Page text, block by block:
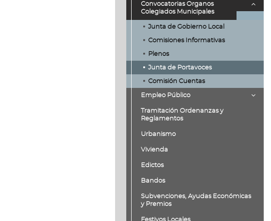
Convocatorias Organos
Colegiados Municipales
Junta de Gobierno Local
Comisiones Informativas
Plenos
Junta de Portavoces
Comisión Cuentas
Empleo Público
Tramitación Ordenanzas y
Reglamentos
Urbanismo
Vivienda
Edictos
Bandos
Subvenciones, Ayudas Económicas
y Premios